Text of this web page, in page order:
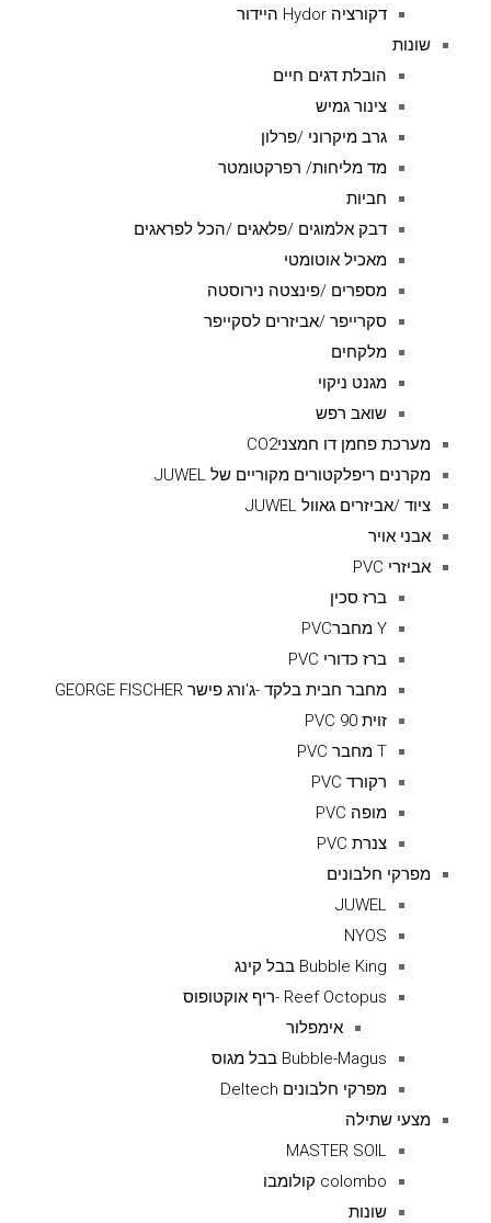
דקורציה Hydor היידור
שונות
הובלת דגים חיים
צינור גמיש
גרב מיקרוני /פרלון
מד מליחות/ רפרקטומטר
חביות
דבק אלמוגים /פלאגים /הכל לפראגים
מאכיל אוטומטי
מספרים /פינצטה נירוסטה
סקרייפר /אביזרים לסקייפר
מלקחים
מגנט ניקוי
שואב רפש
מערכת פחמן דו חמצניCO2
מקרנים ריפלקטורים מקוריים של JUWEL
ציוד /אביזרים גאוול JUWEL
אבני אויר
אביזרי PVC
ברז סכין
Y מחברPVC
ברז כדורי PVC
מחבר חבית בלקד -ג'ורג פישר GEORGE FISCHER
זוית 90 PVC
T מחבר PVC
רקורד PVC
מופה PVC
צנרת PVC
מפרקי חלבונים
JUWEL
NYOS
Bubble King בבל קינג
Reef Octopus -ריף אוקטופוס
אימפלור
Bubble-Magus בבל מגוס
מפרקי חלבונים Deltech
מצעי שתילה
MASTER SOIL
colombo קולומבו
שונות